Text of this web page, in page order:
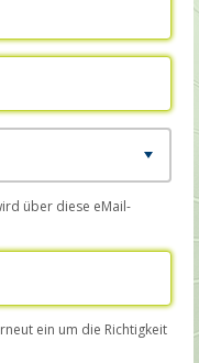
über diese eMail-
ein um die Richtigkeit